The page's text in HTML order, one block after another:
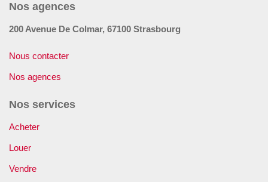
Nos agences
200 Avenue De Colmar, 67100 Strasbourg
Nous contacter
Nos agences
Nos services
Acheter
Louer
Vendre